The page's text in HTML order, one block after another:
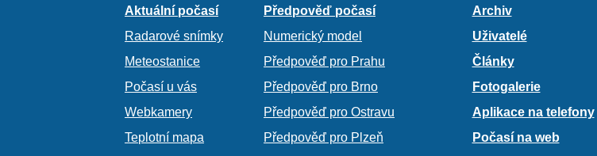
Aktuální počasí
Radarové snímky
Meteostanice
Počasí u vás
Webkamery
Teplotní mapa
Předpověď počasí
Numerický model
Předpověď pro Prahu
Předpověď pro Brno
Předpověď pro Ostravu
Předpověď pro Plzeň
Archiv
Uživatelé
Články
Fotogalerie
Aplikace na telefony
Počasí na web